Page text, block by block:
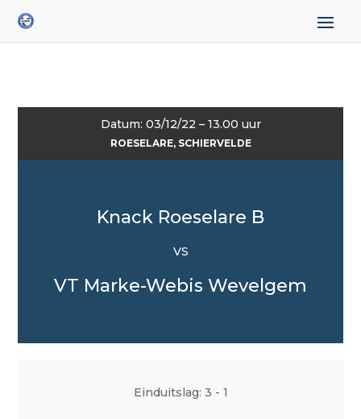
Datum: 03/12/22 – 13.00 uur
ROESELARE, SCHIERVELDE
Knack Roeselare B
VS
VT Marke-Webis Wevelgem
Einduitslag: 3 - 1